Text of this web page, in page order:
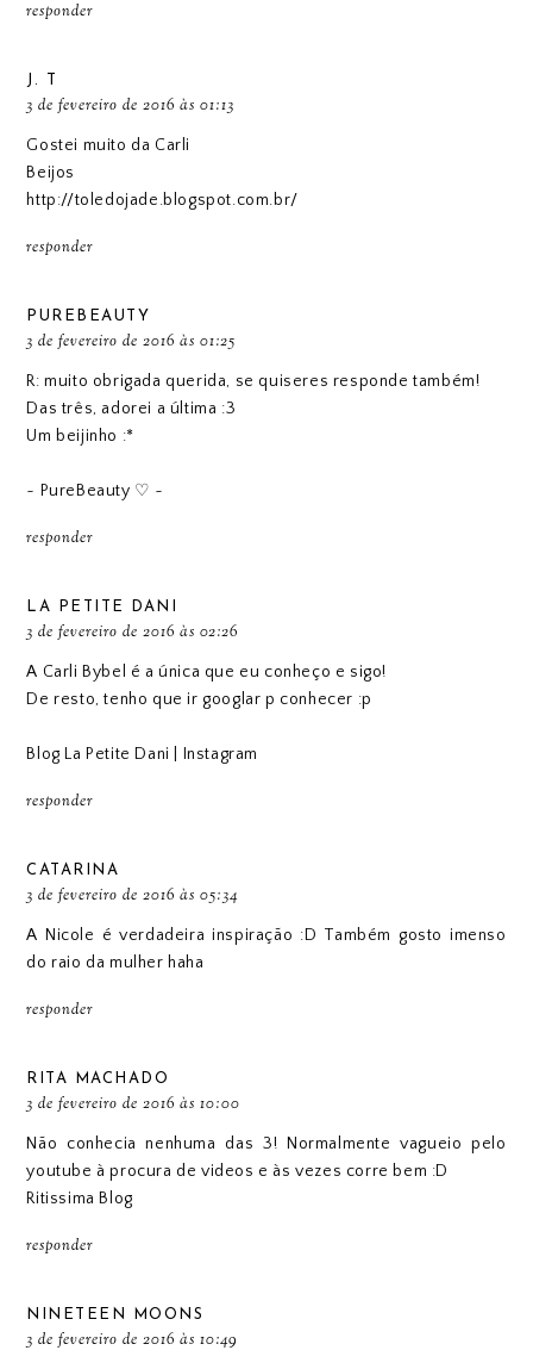
responder
J. T
3 de fevereiro de 2016 às 01:13
Gostei muito da Carli
Beijos
http://toledojade.blogspot.com.br/
responder
PUREBEAUTY
3 de fevereiro de 2016 às 01:25
R: muito obrigada querida, se quiseres responde também!
Das três, adorei a última :3
Um beijinho :*
~ PureBeauty ♡ ~
responder
LA PETITE DANI
3 de fevereiro de 2016 às 02:26
A Carli Bybel é a única que eu conheço e sigo!
De resto, tenho que ir googlar p conhecer :p
Blog La Petite Dani Instagram
responder
CATARINA
3 de fevereiro de 2016 às 05:34
A Nicole é verdadeira inspiração :D Também gosto imenso
do raio da mulher haha
responder
RITA MACHADO
3 de fevereiro de 2016 às 10:00
Não conhecia nenhuma das 3! Normalmente vagueio pelo
youtube à procura de videos e às vezes corre bem :D
Ritissima Blog
responder
NINETEEN MOONS
3 de fevereiro de 2016 às 10:49